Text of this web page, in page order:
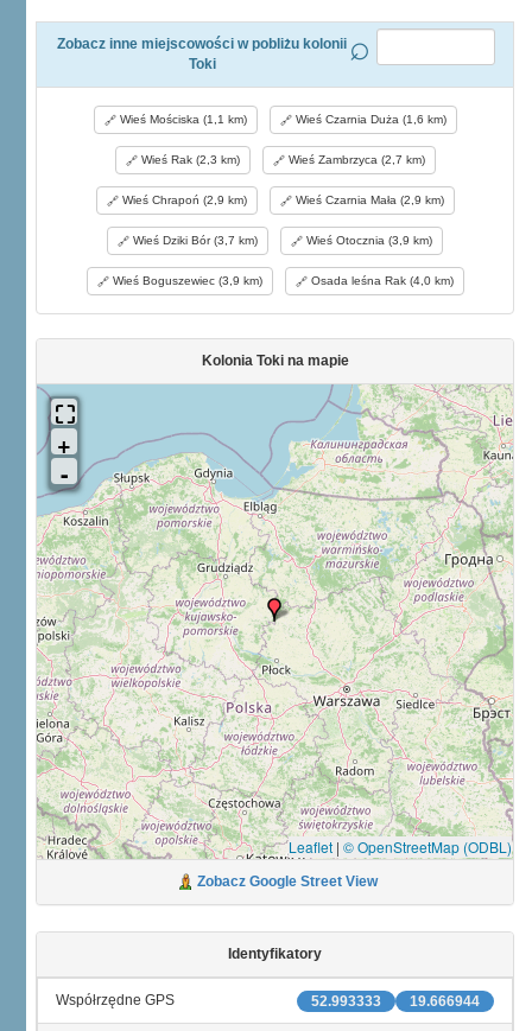
Zobacz inne miejscowości w pobliżu kolonii
Toki
Wieś Mościska (1,1 km) Wieś Czarnia Duża (1,6 km)
Wieś Rak (2,3 km) Wieś Zambrzyca (2,7 km)
Wieś Chrapoń (2,9 km) Wieś Czarnia Mała (2,9 km)
Wieś Dziki Bór (3,7 km) Wieś Otocznia (3,9 km)
Wieś Boguszewiec (3,9 km) Osada leśna Rak (4,0 km)
Kolonia Toki na mapie
Leaflet | © OpenStreetMap (ODBL)
Zobacz Google Street View
Identyfikatory
19.666944
52.993333
Współrzędne GPS